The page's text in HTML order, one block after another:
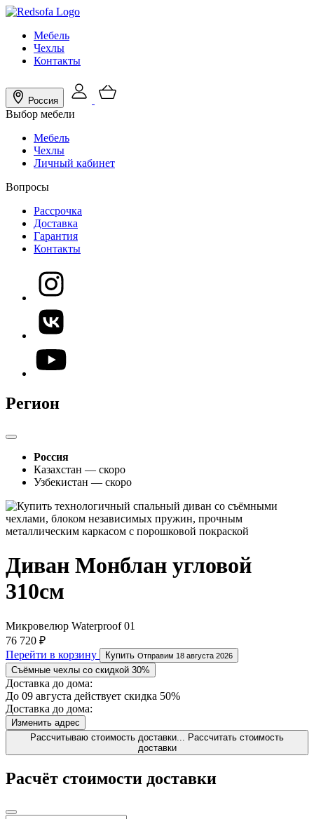
Мебель
Чехлы
Контакты
Россия
Выбор мебели
Мебель
Чехлы
Личный кабинет
Вопросы
Рассрочка
Доставка
Гарантия
Контакты
Регион
Россия
Казахстан — скоро
Узбекистан — скоро
Диван Монблан угловой
310см
Микровелюр Waterproof 01
76 720 ₽
Перейти в корзину
Купить Отправим 18 августа 2026
Съёмные чехлы со скидкой 30%
Доставка до дома:
До 09 августа действует скидка 50%
Доставка до дома:
Изменить адрес
Рассчитываю стоимость доставки...
Рассчитать стоимость
доставки
Расчёт стоимости доставки